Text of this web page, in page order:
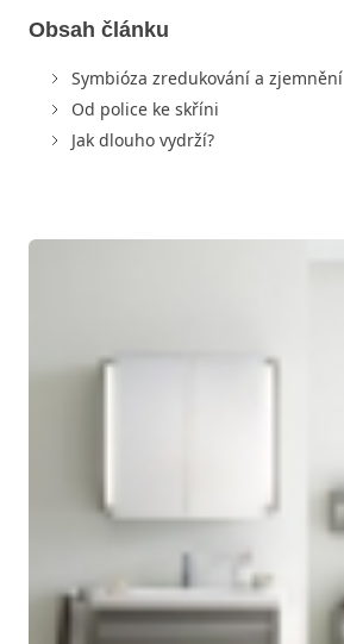
Obsah článku
Symbióza zredukování a zjemnění
Od police ke skříni
Jak dlouho vydrží?